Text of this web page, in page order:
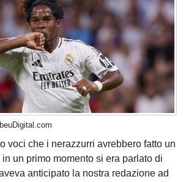
voci che i nerazzurri avrebbero fatto un
un primo momento si era parlato di
anticipato la nostra redazione ad